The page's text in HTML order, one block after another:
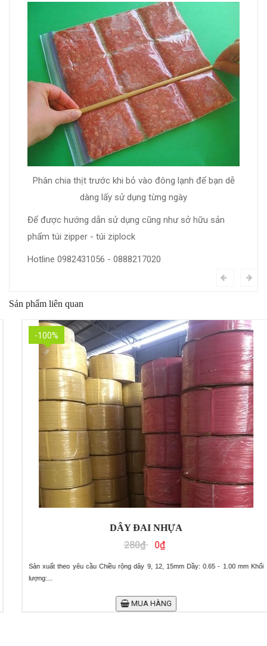
Phân chia thịt trước khi bỏ vào đông lạnh để bạn dễ
dàng lấy sử dụng từng ngày
Để được hướng dẫn sử dụng cũng như sở hữu sản
phẩm túi zipper - túi ziplock
Hotline 0982431056 - 0888217020
Sản phẩm liên quan
-100%
DÂY ĐAI NHỰA
280₫ 0₫
Sản xuất theo yêu cầu Chiều rộng dây 9, 12, 15mm Dầy: 0.65 - 1.00 mm Khối
lượng:...
MUA HÀNG